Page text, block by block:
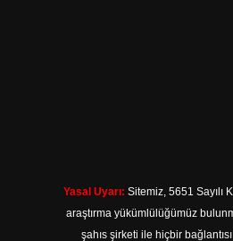
Yasal Uyarı: Sitemiz, 5651 Sayılı
araştırma yükümlülüğümüz
şahıs şirketi ile hiçbir